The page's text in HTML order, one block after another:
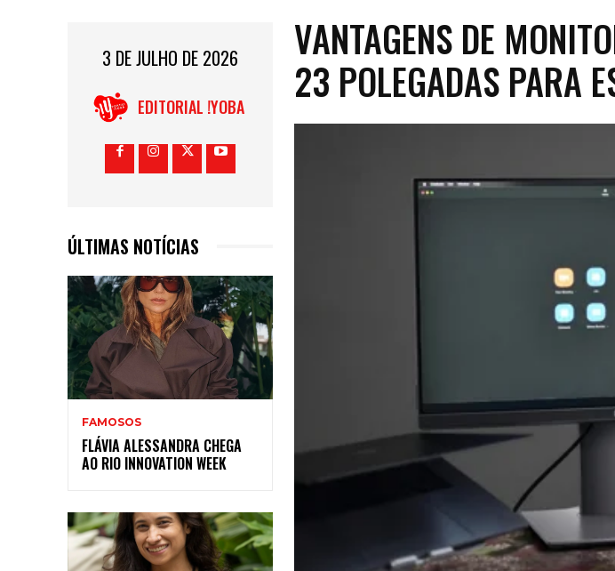
3 DE JULHO DE 2026
EDITORIAL !YOBA
ÚLTIMAS NOTÍCIAS
FAMOSOS
FLÁVIA ALESSANDRA CHEGA
AO RIO INNOVATION WEEK
VANTAGENS DE
23 POLEGADAS PARA